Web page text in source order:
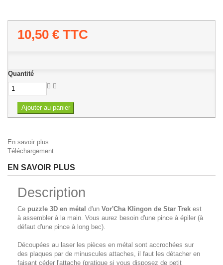
10,50 € TTC
Quantité
Ajouter au panier
En savoir plus
Téléchargement
EN SAVOIR PLUS
Description
Ce puzzle 3D en métal d'un Vor'Cha Klingon de Star Trek est
à assembler à la main. Vous aurez besoin d'une pince à épiler (à
défaut d'une pince à long bec).
Découpées au laser les pièces en métal sont accrochées sur
des plaques par de minuscules attaches, il faut les détacher en
faisant céder l'attache (pratique si vous disposez de petit